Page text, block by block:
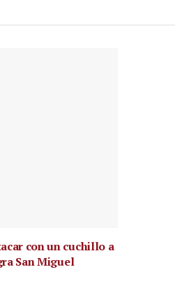
con un cuchillo a
San Miguel